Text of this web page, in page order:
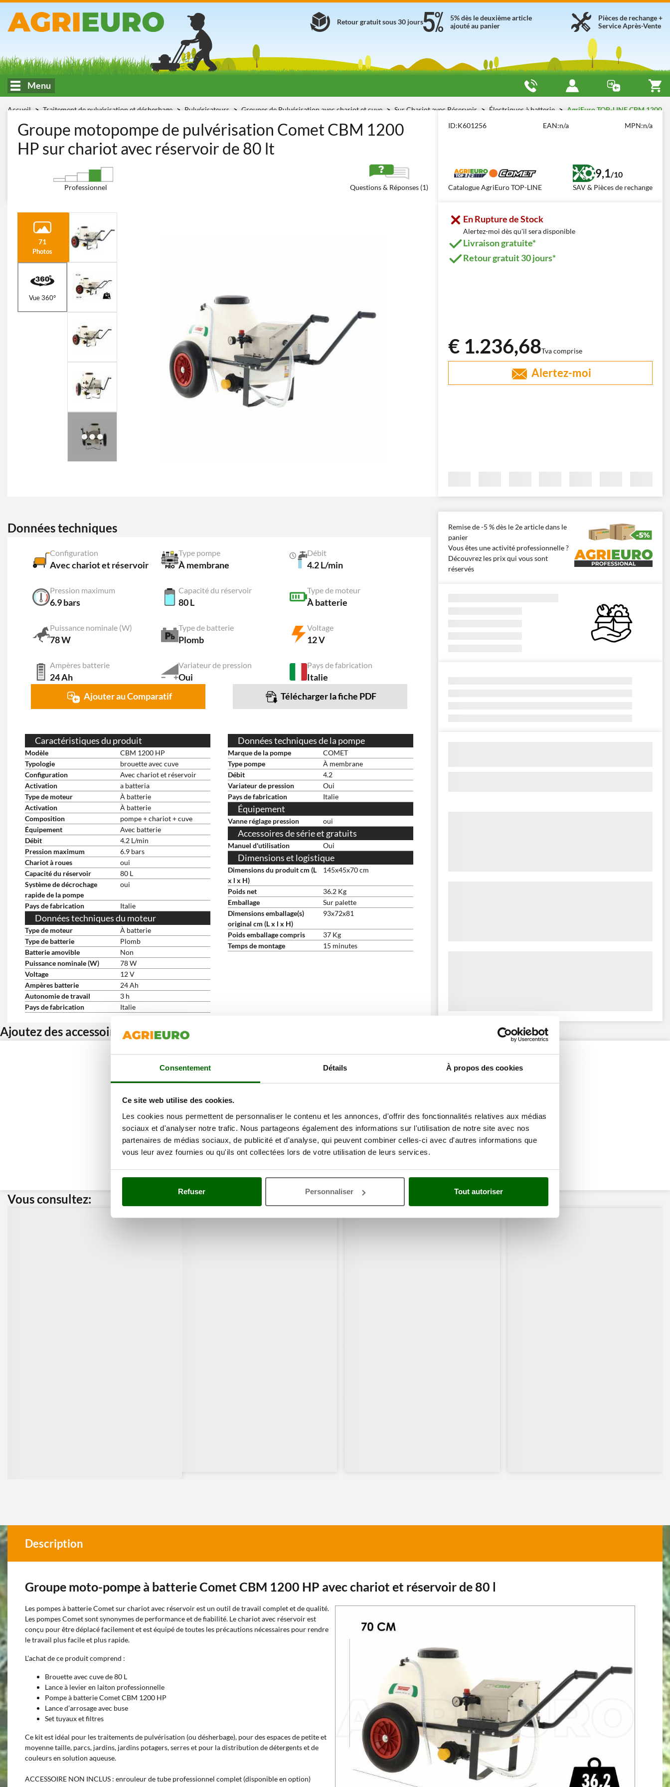
Consentement Détails À propos des cookies
Ce site web utilise des cookies.
Les cookies nous permettent de personnaliser le contenu et les annonces, d'offrir des fonctionnalités relatives aux médias
sociaux et d'analyser notre trafic. Nous partageons également des informations sur l'utilisation de notre site avec nos
partenaires de médias sociaux, de publicité et d'analyse, qui peuvent combiner celles-ci avec d'autres informations que
vous leur avez fournies ou qu'ils ont collectées lors de votre utilisation de leurs services.
Refuser Personnaliser Tout autoriser
Pièces de rechange +
Service Après-Vente
5% dès le deuxième article
ajouté au panier
Retour gratuit sous 30 jours
Menu
Accueil Traitement de pulvérisation et désherbage Pulvérisateurs Groupes de Pulvérisation avec chariot et cuve Sur Chariot avec Réservoir Électriques à batterie
AgriEuro TOP-LINE CBM 1200
Groupe motopompe de pulvérisation Comet CBM 1200
HP sur chariot avec réservoir de 80 lt
Professionnel Questions & Réponses (1)
ID:K601256 EAN:n/a MPN:n/a
Catalogue AgriEuro TOP-LINE
9,1/10
SAV & Pièces de rechange
71
Photos
Vue 360°
En Rupture de Stock
Alertez-moi dès qu'il sera disponible
Livraison gratuite*
Retour gratuit 30 jours*
€ 1.236,68Tva comprise
Alertez-moi
Données techniques
Configuration
Avec chariot et réservoir
Type pompe
À membrane
Débit
4.2 L/min
Pression maximum
6.9 bars
Capacité du réservoir
80 L
Type de moteur
À batterie
Puissance nominale (W)
78 W
Type de batterie
Plomb
Voltage
12 V
Ampères batterie
24 Ah
Variateur de pression
Oui
Pays de fabrication
Italie
Ajouter au Comparatif Télécharger la fiche PDF
Caractéristiques du produit
Modèle
CBM 1200 HP
Typologie
brouette avec cuve
Configuration
Avec chariot et réservoir
Activation
a batteria
Type de moteur
À batterie
Activation
À batterie
Composition
pompe + chariot + cuve
Équipement
Avec batterie
Débit
4.2 L/min
Pression maximum
6.9 bars
Chariot à roues
oui
Capacité du réservoir
80 L
Système de décrochage
rapide de la pompe
oui
Pays de fabrication Italie
Données techniques du moteur
Type de moteur
À batterie
Type de batterie
Plomb
Batterie amovible
Non
Puissance nominale (W)
78 W
Voltage
12 V
Ampères batterie
24 Ah
Autonomie de travail
3 h
Pays de fabrication
Italie
Données techniques de la pompe
Marque de la pompe
COMET
Type pompe
À membrane
Débit
4.2
Variateur de pression
Oui
Pays de fabrication
Italie
Équipement
Vanne réglage pression oui
Accessoires de série et gratuits
Manuel d'utilisation Oui
Dimensions et logistique
Dimensions du produit cm (L
x l x H)
145x45x70 cm
Poids net
36.2 Kg
Emballage
Sur palette
Dimensions emballage(s)
original cm (L x l x H)
93x72x81
Poids emballage compris
37 Kg
Temps de montage
15 minutes
Remise de -5 % dès le 2e article dans le
panier
Vous êtes une activité professionnelle ?
Découvrez les prix qui vous sont
réservés
Ajoutez des accessoires et bénéficiez d’une remise
Vous consultez: Nos clients ont consulté également ces articles:
Description
Groupe moto-pompe à batterie Comet CBM 1200 HP avec chariot et réservoir de 80 l
Les pompes à batterie Comet sur chariot avec réservoir est un outil de travail complet et de qualité.
Les pompes Comet sont synonymes de performance et de fiabilité. Le chariot avec réservoir est
conçu pour être déplacé facilement et est équipé de toutes les précautions nécessaires pour rendre
le travail plus facile et plus rapide.
L’achat de ce produit comprend :
Brouette avec cuve de 80 L
Lance à levier en laiton professionnelle
Pompe à batterie Comet CBM 1200 HP
Lance d’arrosage avec buse
Set tuyaux et filtres
Ce kit est idéal pour les traitements de pulvérisation (ou désherbage), pour des espaces de petite et
moyenne taille, parcs, jardins, jardins potagers, serres et pour la distribution de détergents et de
couleurs en solution aqueuse.
ACCESSOIRE NON INCLUS : enrouleur de tube professionnel complet (disponible en option)